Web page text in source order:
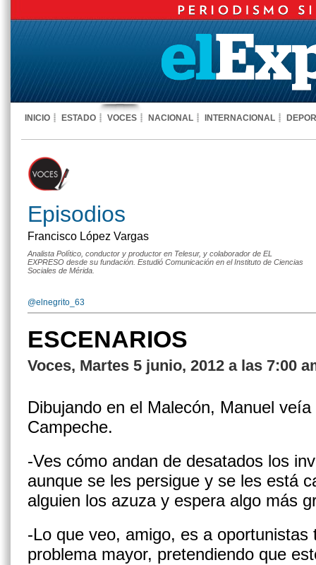
INICIO ESTADO VOCES NACIONAL INTERNACIONAL
Episodios
Francisco López Vargas
Analista Político, conductor y productor en Telesur, y colaborador de EL
EXPRESO desde su fundación. Estudió Comunicación en el Instituto de Ciencias
Sociales de Mérida.
@elnegrito_63
ESCENARIOS
Voces, Martes 5 junio, 2012 a las 7:00
Dibujando en el Malecón, Manuel
Cam­peche.
-Ves cómo andan de desatados los
aunque se les persigue y se les está
alguien los azuza y espera algo más
-Lo que veo, amigo, es a
pro­blema mayor, pretendiendo que